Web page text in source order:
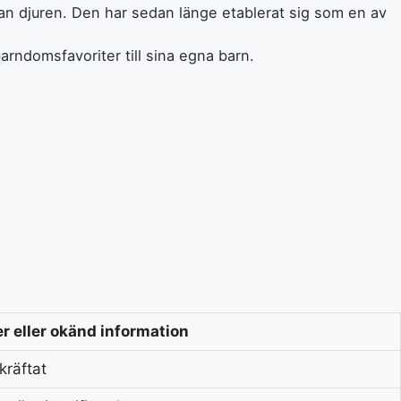
djuren. Den har sedan länge etablerat sig som en av
till sina egna barn.
eller okänd information